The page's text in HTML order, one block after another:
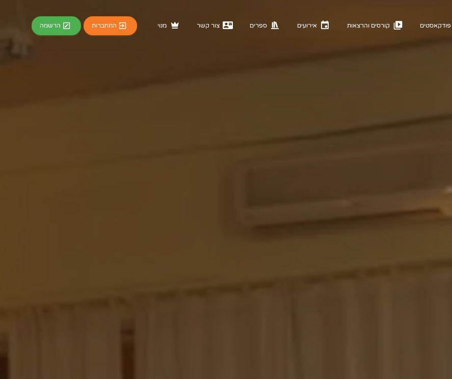
פודקאסטים קורסים והרצאות אירועים ספרים צור קשר מנוי התחברות הרשמה